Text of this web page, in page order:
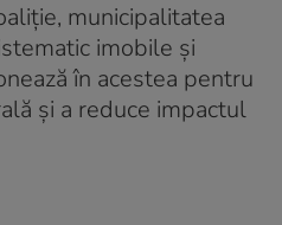
municipalitatea
imobile și
în acestea pentru
și a reduce impactul